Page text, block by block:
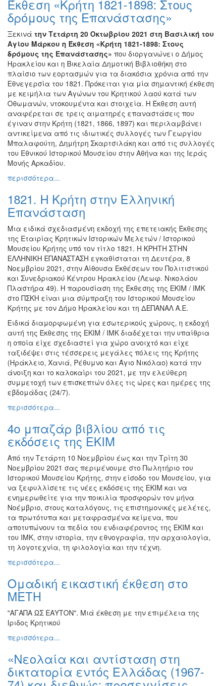
Ζωγραφική
Φωτογραφία
Τραγούδι
Μουσική
Κινηματογράφος
Χορός
Θέατρο
Παζάρι
Ειδών
Συνέδρια
Ημερίδες
-
Διαλέξεις-
Ομιλίες
Εκθέσεις
Εκδηλώσεις
για
Παιδιά
Άλλες
Εκδηλώσεις
ΤΟΠΟΣ
ΜΑΣ
ΔΗΜΟΣ
ΠΟΛΙΤΙΣΜΟΣ
ΑΝΘΕΚΤΙΚΗ
ΠΟΛΗ
Έκθεση «Κρήτη 1821-1898: Στους
δρόμους της Επανάστασης»
Ξεκινά την Τετάρτη 20 Οκτωβρίου 2021 στη Βασιλική του
Αγίου Μάρκου η Έκθεση «Κρήτη 1821-1898: Στους
δρόμους της Επανάστασης» που διοργανώνει ο Δήμος
Ηρακλείου και η Βικελαία Δημοτική Βιβλιοθήκη στο
πλαίσιο των εορτασμών για τα διακόσια χρόνια από την
Εθνεγερσία του 1821. Πρόκειται για μία σημαντική έκθεση
με κειμήλια των Αγώνων του Κρητικού λαού κατά των
Οθωμανών, ντοκουμέντα και στοιχεία. Η Έκθεση αυτή
αναφέρεται σε τρεις αιματηρές επαναστάσεις που
έγιναν στην Κρήτη (1821, 1866, 1897) και περιλαμβάνει
αντικείμενα από τις ιδιωτικές συλλογές των Γεωργίου
Μπαλαφούτη, Δημήτρη Σκαρτσιλάκη και από τις συλλογές
του Εθνικού Ιστορικού Μουσείου στην Αθήνα και της Ιεράς
Μονής Αρκαδίου.
περισσότερα...
1821. Η Κρήτη στην Ελληνική
Επανάσταση
Μια ειδικά σχεδιασμένη εκδοχή της επετειακής Έκθεσης
της Εταιρίας Κρητικών Ιστορικών Μελετών / Ιστορικού
Μουσείου Κρήτης υπό τον τίτλο 1821. Η ΚΡΗΤΗ ΣΤΗΝ
ΕΛΛΗΝΙΚΗ ΕΠΑΝΑΣΤΑΣΗ εγκαθίσταται τη Δευτέρα, 8
Νοεμβρίου 2021, στην Αίθουσα Εκθέσεων του Πολιτιστικού
και Συνεδριακού Κέντρου Ηρακλείου (Λεωφ. Νικολάου
Πλαστήρα 49). Η παρουσίαση της Έκθεσης της ΕΚΙΜ / ΙΜΚ
στο ΠΣΚΗ είναι μια σύμπραξη του Ιστορικού Μουσείου
Κρήτης με τον Δήμο Ηρακλείου και τη ΔΕΠΑΝΑΛ Α.Ε.
Ειδικά διαμορφωμένη για εσωτερικούς χώρους, η εκδοχή
αυτή της Έκθεσης της ΕΚΙΜ / ΙΜΚ διαδέχεται την υπαίθρια
η οποία είχε σχεδιαστεί για χώρο ανοιχτό και είχε
ταξιδέψει στις τέσσερεις μεγάλες πόλεις της Κρήτης
(Ηράκλειο, Χανιά, Ρέθυμνο και Άγιο Νικόλαο) κατά την
άνοιξη και το καλοκαίρι του 2021, με την ελεύθερη
συμμετοχή των επισκεπτών όλες τις ώρες και ημέρες της
εβδομάδας (24/7).
περισσότερα...
4ο μπαζάρ βιβλίου από τις
εκδόσεις της ΕΚΙΜ
Από την Τετάρτη 10 Νοεμβρίου έως και την Τρίτη 30
Νοεμβρίου 2021 σας περιμένουμε στο Πωλητήριο του
Ιστορικού Μουσείου Κρήτης, στην είσοδο του Μουσείου, για
να ξεφυλλίσετε τις νέες εκδόσεις της ΕΚΙΜ και να
ενημερωθείτε για την ποικιλία προσφορών τον μήνα
Νοέμβριο, στους καταλόγους, τις επιστημονικές μελέτες,
τα πρωτότυπα και μεταφρασμένα κείμενα, που
αποτυπώνουν τα πεδία του ενδιαφέροντος της ΕΚΙΜ και
του ΙΜΚ, στην ιστορία, την εθνογραφία, την αρχαιολογία,
τη λογοτεχνία, τη φιλολογία και την τέχνη.
περισσότερα...
Ομαδική εικαστική έκθεση στο
ΜΕΤΗ
"ΑΓΑΠΑ ΩΣ ΕΑΥΤΟΝ". Μιά έκθεση με την επιμέλεια της
Ιριδος Κρητικού
περισσότερα...
«Νεολαία και αντίσταση στη
δικτατορία εντός Ελλάδας (1967-